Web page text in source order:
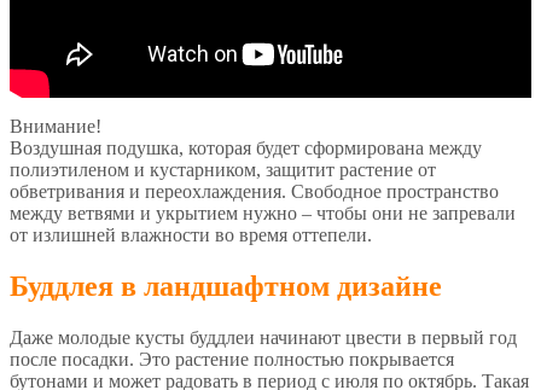
Внимание!
Воздушная подушка, которая будет сформирована между
полиэтиленом и кустарником, защитит растение от
обветривания и переохлаждения. Свободное пространство
между ветвями и укрытием нужно – чтобы они не запревали
от излишней влажности во время оттепели.
Буддлея в ландшафтном дизайне
Даже молодые кусты буддлеи начинают цвести в первый год
после посадки. Это растение полностью покрывается
бутонами и может радовать в период с июля по октябрь. Такая